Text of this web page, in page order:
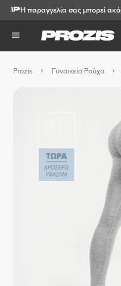
Η παραγγελία σας μπορεί
Prozis Γυναικεία Ρούχα